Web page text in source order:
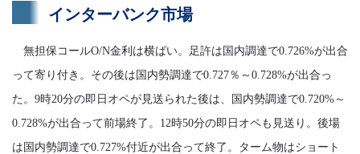
インターバンク市場
無担保コールO/N金利は横ばい。足許は国内調達で0.726%が出合
って寄り付き。その後は国内勢調達で0.727％～0.728%が出合っ
た。9時20分の即日オペが見送られた後は、国内勢調達で0.720%～
0.728%が出合って前場終了。12時50分の即日オペも見送り。後場
は国内勢調達で0.727%付近が出合って終了。ターム物はショート